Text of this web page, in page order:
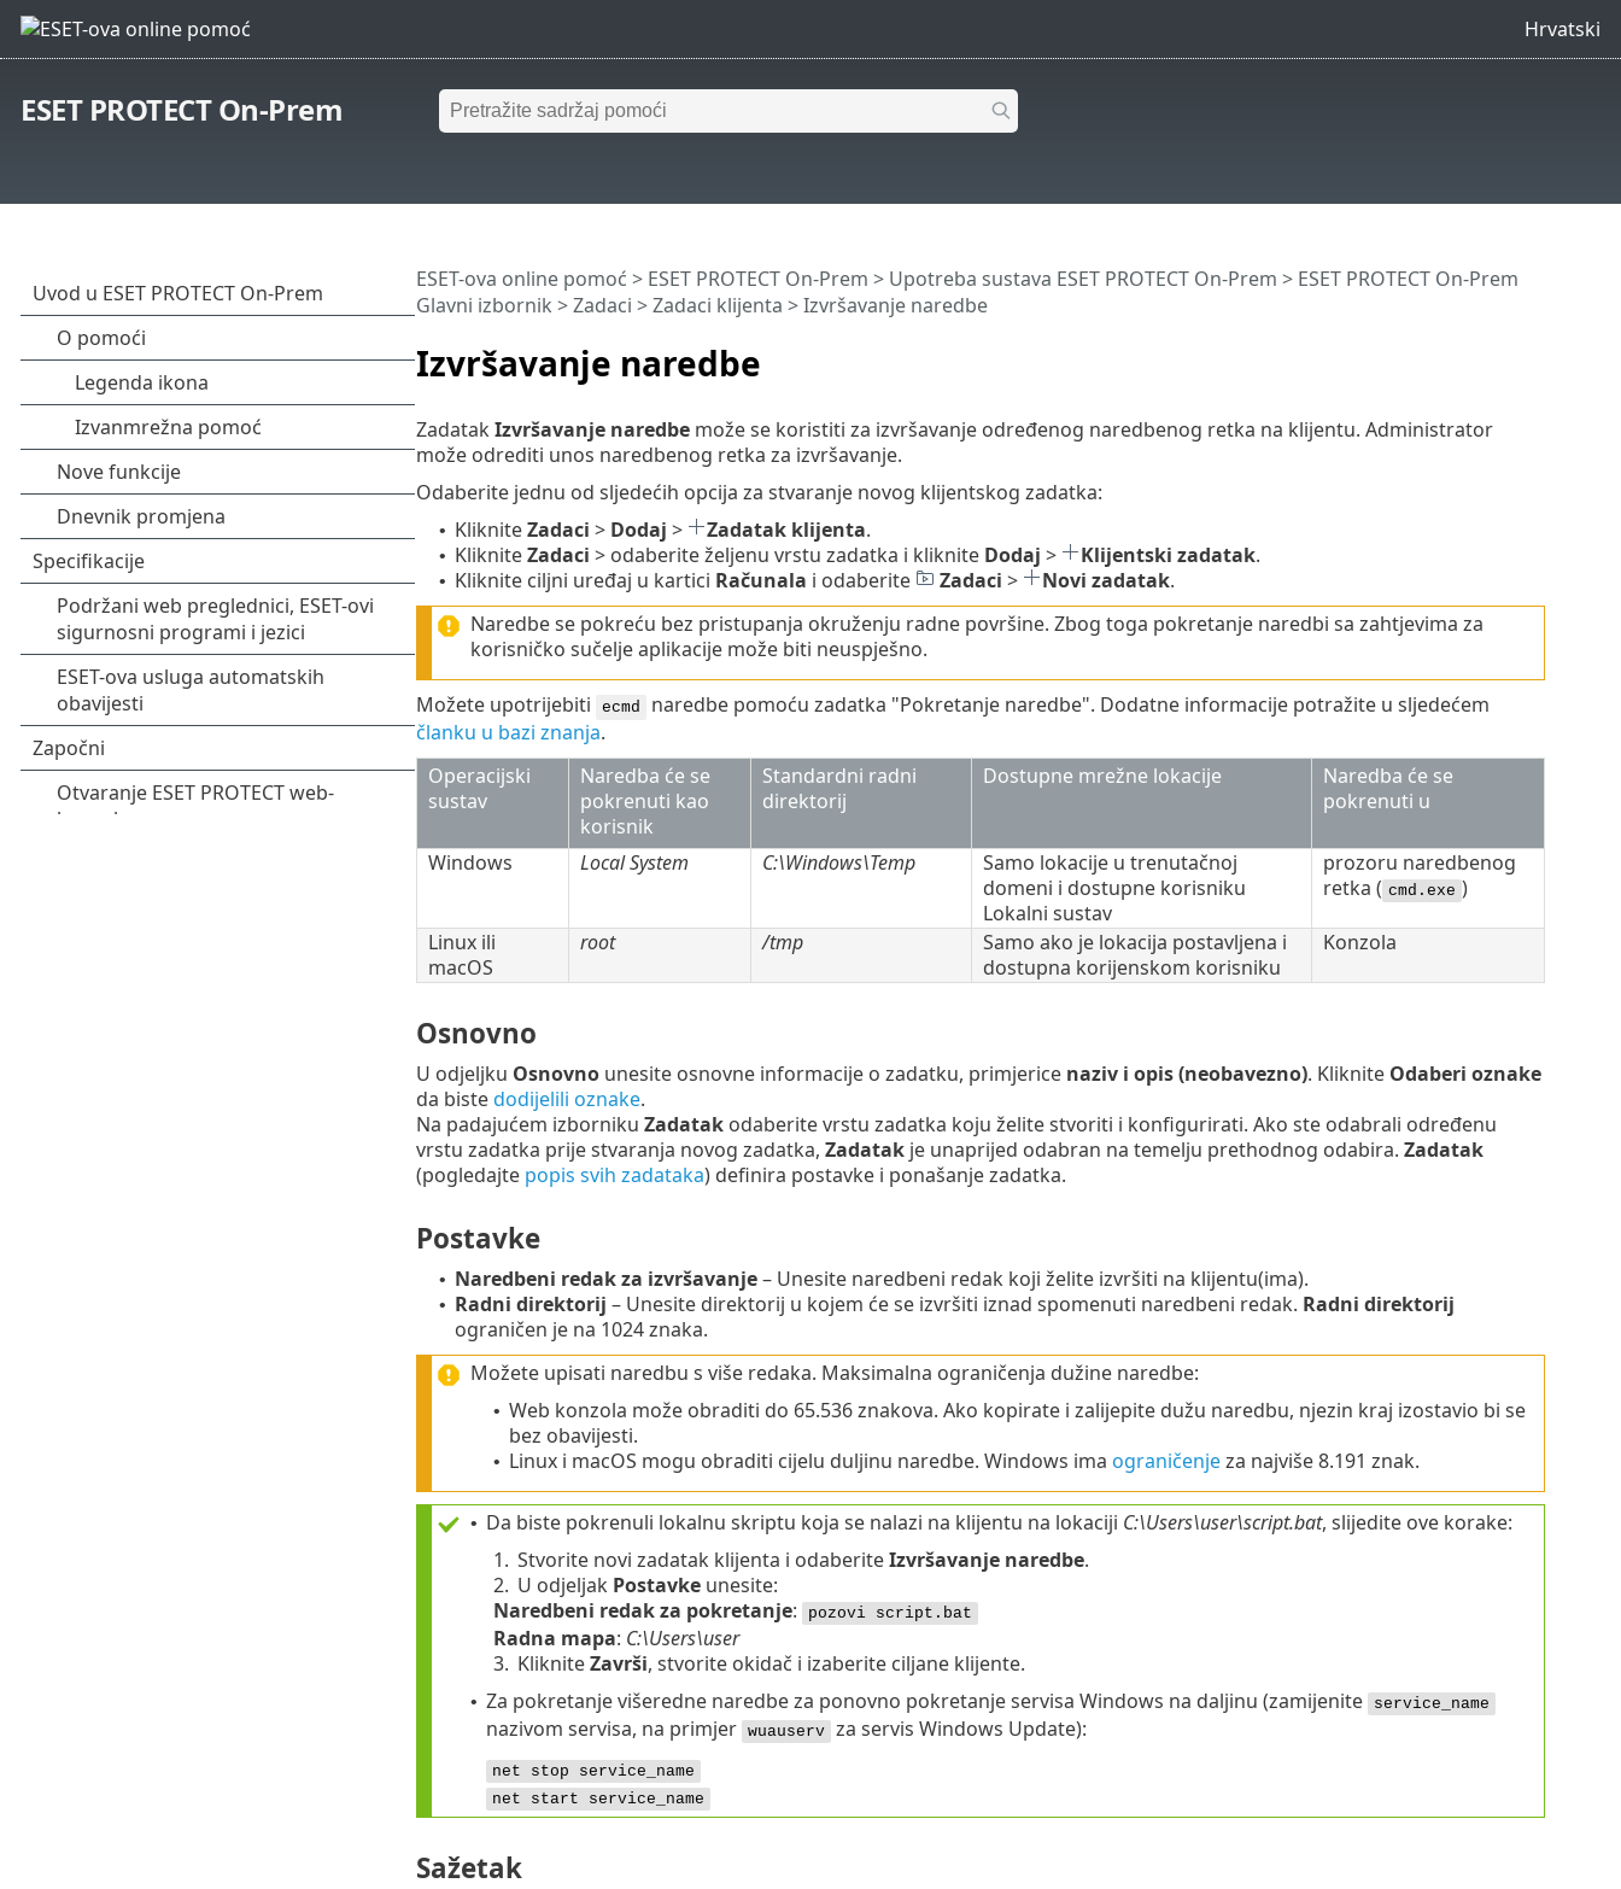
Hrvatski
ESET PROTECT On-Prem
Izvršavanje naredbe
ESET-ova online pomoć > ESET PROTECT On-Prem > Upotreba sustava ESET PROTECT On-Prem > ESET PROTECT On-Prem
Glavni izbornik >Zadaci >Zadaci klijenta > Izvršavanje naredbe
Zadatak Izvršavanje naredbemože se koristiti za izvršavanje određenog naredbenog retka na klijentu. Administrator
može odrediti unos naredbenog retka za izvršavanje.
Odaberite jednu od sljedećih opcija za stvaranje novog klijentskog zadatka:
• KlikniteZadaci > Dodaj > Zadatak klijenta.
• KlikniteZadaci > odaberite željenu vrstu zadatka i kliknite Dodaj > Klijentski zadatak.
• Kliknite ciljni uređaj u kartici Računala i odaberite Zadaci > Novi zadatak.
Naredbe se pokreću bez pristupanja okruženju radne površine. Zbog toga pokretanje naredbi sa zahtjevima za
korisničko sučelje aplikacije može biti neuspješno.
Možete upotrijebiti ecmd
naredbe pomoću zadatka "Pokretanje naredbe". Dodatne informacije potražite u sljedećem
članku u bazi znanja.
Operacijski
sustav
Naredba će se
pokrenuti kao
korisnik
Standardni radni
direktorij
Dostupne mrežne lokacije
Naredba će se
pokrenuti u
Windows Local System C:\Windows\Temp
Samo lokacije u trenutačnoj
domeni i dostupne korisniku
Lokalni sustav
prozoru naredbenog
retka ( cmd.exe )
Linux ili
macOS
root /tmp
Samo ako je lokacija postavljena i
dostupna korijenskom korisniku
Konzola
Osnovno
U odjeljku Osnovnounesite osnovne informacije o zadatku, primjerice naziv i opis (neobavezno). Kliknite Odaberi oznake
da bistedodijelili oznake.
Na padajućem izborniku Zadatakodaberite vrstu zadatka koju želite stvoriti i konfigurirati. Ako ste odabrali određenu
vrstu zadatka prije stvaranja novog zadatka, Zadatakje unaprijed odabran na temelju prethodnog odabira. Zadatak
(pogledajte popis svih zadataka) definira postavke i ponašanje zadatka.
Postavke
• Naredbeni redak za izvršavanje– Unesite naredbeni redak koji želite izvršiti na klijentu(ima).
• Radni direktorij – Unesite direktorij u kojem će se izvršiti iznad spomenuti naredbeni redak. Radni direktorij
ograničen je na 1024 znaka.
Možete upisati naredbu s više redaka. Maksimalna ograničenja dužine naredbe:
• Web konzola može obraditi do 65.536 znakova. Ako kopirate i zalijepite dužu naredbu, njezin kraj izostavio bi se
bez obavijesti.
• Linux i macOS mogu obraditi cijelu duljinu naredbe. Windows ima ograničenjeza najviše 8.191 znak.
• Da biste pokrenuli lokalnu skriptu koja se nalazi na klijentu na lokaciji C:\Users\user\script.bat, slijedite ove korake:
1. Stvorite novi zadatak klijenta i odaberiteIzvršavanje naredbe.
2. U odjeljak Postavke unesite:
Naredbeni redak za pokretanje: pozovi script.bat
Radna mapa: C:\Users\user
3. KlikniteZavrši, stvorite okidač i izaberite ciljane klijente.
• Za pokretanje višeredne naredbe za ponovno pokretanje servisa Windows na daljinu (zamijenite service_name
nazivom servisa, na primjer wuauserv za servis Windows Update):
net stop service_name
net start service_name
Sažetak